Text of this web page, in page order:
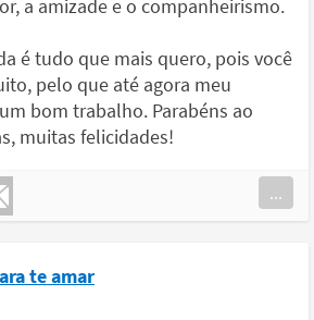
a amizade e o companheirismo.
é tudo que mais quero, pois você
pelo que até agora meu
bom trabalho. Parabéns ao
muitas felicidades!
...
te amar